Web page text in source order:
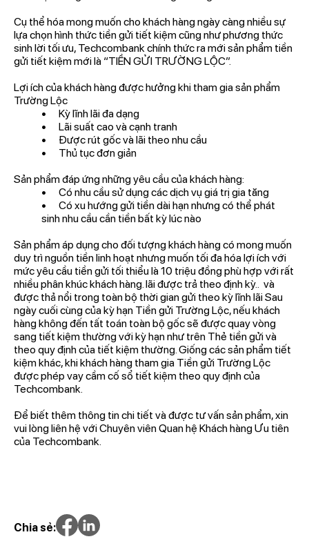
Cụ thể hóa mong muốn cho khách hàng ngày càng nhiều sự
lựa chọn hình thức tiền gửi tiết kiệm cũng như phương thức
sinh lời tối ưu, Techcombank chính thức ra mới sản phẩm tiền
gửi tiết kiệm mới là “TIỀN GỬI TRƯỜNG LỘC”.
Lợi ích của khách hàng được hưởng khi tham gia sản phẩm
Trường Lộc
• Kỳ lĩnh lãi đa dạng
• Lãi suất cao và cạnh tranh
• Được rút gốc và lãi theo nhu cầu
• Thủ tục đơn giản
Sản phẩm đáp ứng những yêu cầu của khách hàng:
• Có nhu cầu sử dụng các dịch vụ giá trị gia tăng
• Có xu hướng gửi tiền dài hạn nhưng có thể phát
sinh nhu cầu cần tiền bất kỳ lúc nào
Sản phẩm áp dụng cho đối tượng khách hàng có mong muốn
duy trì nguồn tiền linh hoạt nhưng muốn tối đa hóa lợi ích với
mức yêu cầu tiền gửi tối thiểu là 10 triệu đồng phù hợp với rất
nhiều phân khúc khách hàng. lãi được trả theo định kỳ.. và
được thả nổi trong toàn bộ thời gian gửi theo kỳ lĩnh lãi Sau
ngày cuối cùng của kỳ hạn Tiền gửi Trường Lộc, nếu khách
hàng không đến tất toán toàn bộ gốc sẽ được quay vòng
sang tiết kiệm thường với kỳ hạn như trên Thẻ tiền gửi và
theo quy định của tiết kiệm thường. Giống các sản phẩm tiết
kiệm khác, khi khách hàng tham gia Tiền gửi Trường Lộc
được phép vay cầm cố sổ tiết kiệm theo quy định của
Techcombank.
Để biết thêm thông tin chi tiết và được tư vấn sản phẩm, xin
vui lòng liên hệ với Chuyên viên Quan hệ Khách hàng Ưu tiên
của Techcombank.
Chia sẻ: